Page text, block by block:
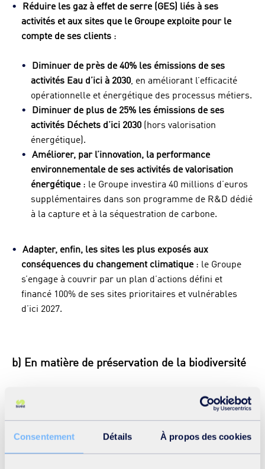
Consentement Détails À propos des cookies
Réduire les gaz à effet de serre (GES) liés à ses
activités et aux sites que le Groupe exploite pour le
compte de ses clients :
Diminuer de près de 40% les émissions de ses
activités Eau d’ici à 2030 , en améliorant l’efficacité
opérationnelle et énergétique des processus métiers.
Diminuer de plus de 25% les émissions de ses
activités Déchets d’ici 2030 (hors valorisation
énergétique).
Améliorer, par l’innovation, la performance
environnementale de ses activités de valorisation
énergétique: le Groupe investira 40 millions d’euros
supplémentaires dans son programme de R&D dédié
à la capture et à la séquestration de carbone.
Adapter, enfin, les sites les plus exposés aux
conséquences du changement climatique: le Groupe
s’engage à couvrir par un plan d’actions défini et
financé 100% de ses sites prioritaires et vulnérables
d’ici 2027.
b) En matière de préservation de la biodiversité
Pour réduire l’impact de ses activités, le Groupe prend
des engagements qui adressent les 5 facteurs
responsables du déclin de la biodiversité identifiés par
l’IPBES :